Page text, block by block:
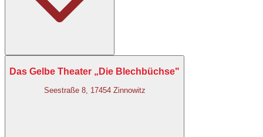
Das Gelbe Theater „Die Blechbüchse"
Seestraße 8, 17454 Zinnowitz